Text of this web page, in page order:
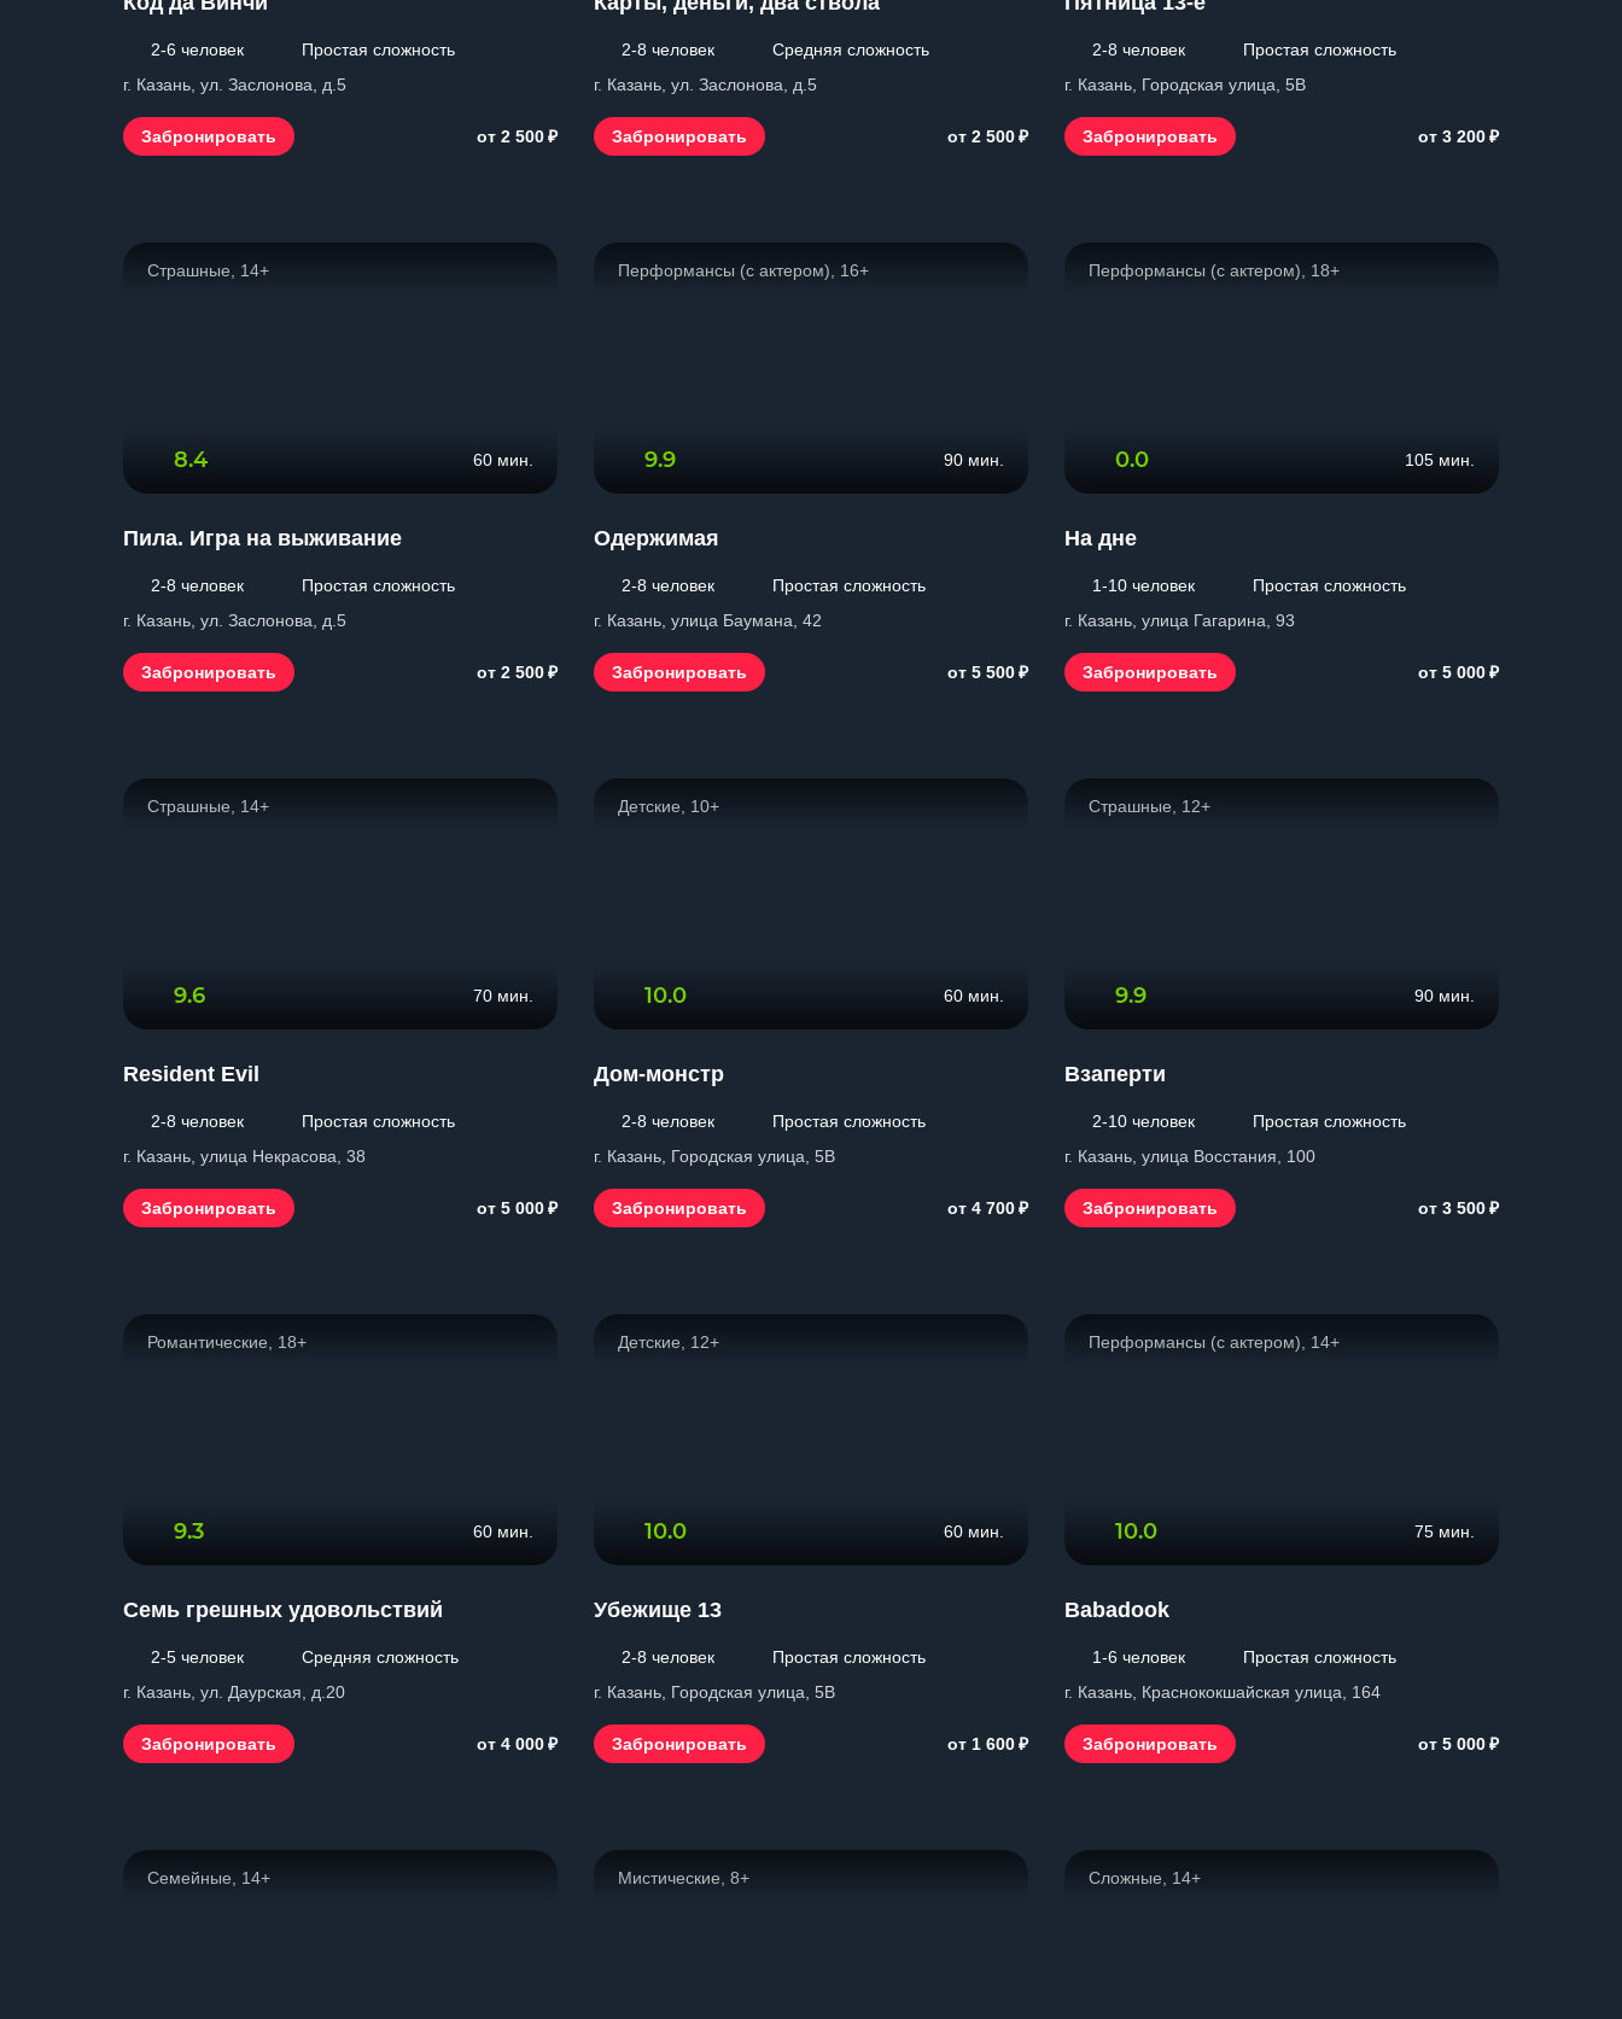
2-6 человек
Простая сложность
г. Казань, ул. Заслонова, д.5
Забронировать от 2 500₽
2-8 человек
Средняя сложность
г. Казань, ул. Заслонова, д.5
Забронировать от 2 500₽
2-8 человек
Простая сложность
г. Казань, Городская улица, 5В
Забронировать от 3 200₽
Страшные, 14+
8.4 60 мин.
Пила. Игра на выживание
2-8 человек
Простая сложность
г. Казань, ул. Заслонова, д.5
Забронировать от 2 500₽
Перформансы (с актером), 16+
9.9 90 мин.
Одержимая
2-8 человек
Простая сложность
г. Казань, улица Баумана, 42
Забронировать от 5 500₽
Перформансы (с актером), 18+
0.0 105 мин.
На дне
1-10 человек
Простая сложность
г. Казань, улица Гагарина, 93
Забронировать от 5 000₽
Страшные, 14+
9.6 70 мин.
Resident Evil
2-8 человек
Простая сложность
г. Казань, улица Некрасова, 38
Забронировать от 5 000₽
Детские, 10+
10.0 60 мин.
Дом-монстр
2-8 человек
Простая сложность
г. Казань, Городская улица, 5В
Забронировать от 4 700₽
Страшные, 12+
9.9 90 мин.
Взаперти
2-10 человек
Простая сложность
г. Казань, улица Восстания, 100
Забронировать от 3 500₽
Романтические, 18+
9.3 60 мин.
Семь грешных удовольствий
2-5 человек
Средняя сложность
г. Казань, ул. Даурская, д.20
Забронировать от 4 000₽
Детские, 12+
10.0 60 мин.
Убежище 13
2-8 человек
Простая сложность
г. Казань, Городская улица, 5В
Забронировать от 1 600₽
Перформансы (с актером), 14+
10.0 75 мин.
Babadook
1-6 человек
Простая сложность
г. Казань, Краснококшайская улица, 164
Забронировать от 5 000₽
Семейные, 14+ Мистические, 8+ Сложные, 14+